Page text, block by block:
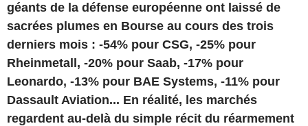
géants de la défense européenne ont laissé de
sacrées plumes en Bourse au cours des trois
derniers mois : -54% pour CSG, -25% pour
Rheinmetall, -20% pour Saab, -17% pour
Leonardo, -13% pour BAE Systems, -11% pour
Dassault Aviation... En réalité, les marchés
regardent au-delà du simple récit du réarmement